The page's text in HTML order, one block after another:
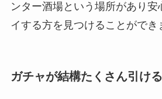
ンター酒場という場所があり安
イする方を見つけることができ
ガチャが結構たくさん引ける